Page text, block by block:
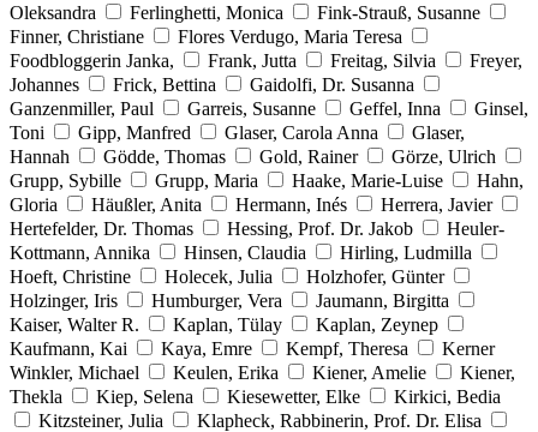
Oleksandra
Ferlinghetti, Monica
Fink-Strauß, Susanne
Finner, Christiane
Flores Verdugo, Maria Teresa
Foodbloggerin Janka,
Frank, Jutta Freitag, Silvia
Freyer,
Johannes
Frick, Bettina
Gaidolfi, Dr. Susanna
Ganzenmiller, Paul
Garreis, Susanne Geffel, Inna
Ginsel,
Toni
Gipp, Manfred Glaser, Carola Anna
Glaser,
Hannah
Gödde, Thomas Gold, Rainer
Görze, Ulrich
Grupp, Sybille
Grupp, Maria Haake, Marie-Luise
Hahn,
Gloria
Häußler, Anita Hermann, Inés
Herrera, Javier
Hertefelder, Dr. Thomas
Hessing, Prof. Dr. Jakob
Heuler-
Kottmann, Annika
Hinsen, Claudia
Hirling, Ludmilla
Hoeft, Christine
Holecek, Julia
Holzhofer, Günter
Holzinger, Iris
Humburger, Vera
Jaumann, Birgitta
Kaiser, Walter R.
Kaplan, Tülay
Kaplan, Zeynep
Kaufmann, Kai
Kaya, Emre Kempf, Theresa
Kerner
Winkler, Michael
Keulen, Erika Kiener, Amelie
Kiener,
Thekla
Kiep, Selena Kiesewetter, Elke
Kirkici, Bedia
Kitzsteiner, Julia
Klapheck, Rabbinerin, Prof. Dr. Elisa